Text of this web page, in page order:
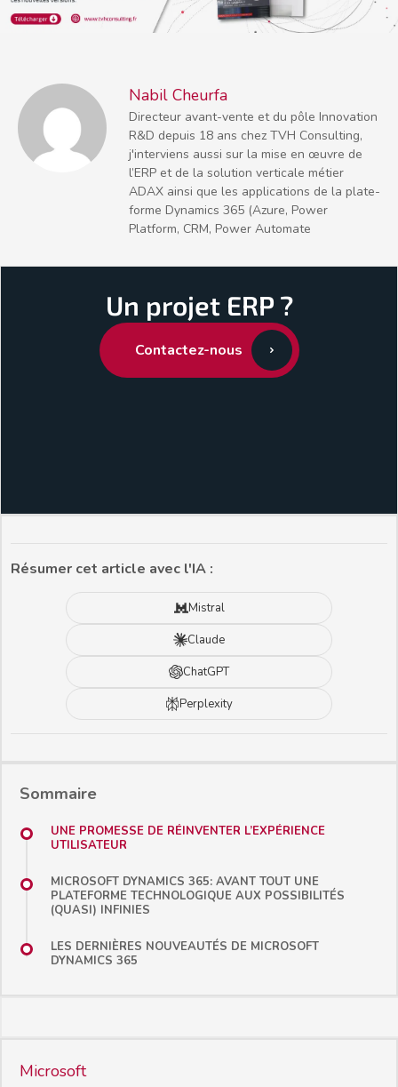
Nabil Cheurfa
Directeur avant-vente et du pôle Innovation
R&D depuis 18 ans chez TVH Consulting,
j'interviens aussi sur la mise en œuvre de
l’ERP et de la solution verticale métier
ADAX ainsi que les applications de la plate-
forme Dynamics 365 (Azure, Power
Platform, CRM, Power Automate
Un projet ERP ?
Contactez-nous
Résumer cet article avec l'IA :
Mistral
Claude
ChatGPT
Perplexity
Sommaire
UNE PROMESSE DE RÉINVENTER L’EXPÉRIENCE
UTILISATEUR
MICROSOFT DYNAMICS 365: AVANT TOUT UNE
PLATEFORME TECHNOLOGIQUE AUX POSSIBILITÉS
(QUASI) INFINIES
LES DERNIÈRES NOUVEAUTÉS DE MICROSOFT
DYNAMICS 365
Microsoft